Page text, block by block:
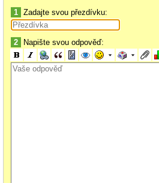
1 Zadajte svou přezdívku:
2 Napište svou odpověď: